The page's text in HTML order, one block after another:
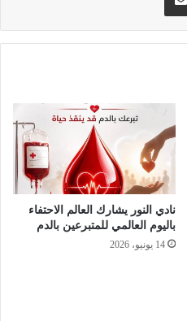
نادي النور يشارك العالم الاحتفاء
باليوم العالمي للمتبرعين بالدم
14 يونيو، 2026